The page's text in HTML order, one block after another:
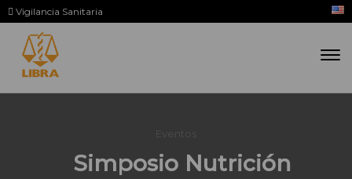
Vigilancia Sanitaria
Eventos
Simposio Nutrición